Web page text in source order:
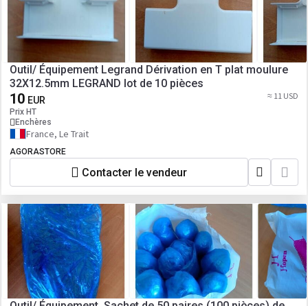
Outil/ Équipement Legrand Dérivation en T plat moulure
32X12.5mm LEGRAND lot de 10 pièces
10 EUR
Prix HT
Enchères
≈ 11 USD
France, Le Trait
AGORASTORE
Contacter le vendeur